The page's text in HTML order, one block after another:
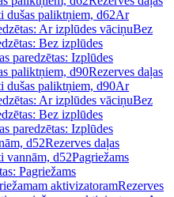
dušas paliktņiem, d62Ar
Ar izplūdes vāciņuBez
Bez izplūdes
paredzētas: Izplūdes
paliktņiem, d90Rezerves daļas
dušas paliktņiem, d90Ar
Ar izplūdes vāciņuBez
Bez izplūdes
paredzētas: Izplūdes
d52Rezerves daļas
vannām, d52Pagriežams
Pagriežams
aktivizatoramRezerves